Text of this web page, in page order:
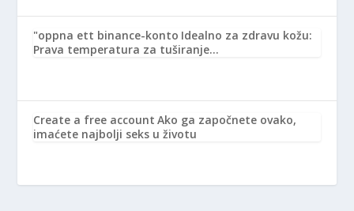
"oppna ett binance-konto Idealno za zdravu kožu:
Prava temperatura za tuširanje…
Create a free account Ako ga započnete ovako,
imaćete najbolji seks u životu